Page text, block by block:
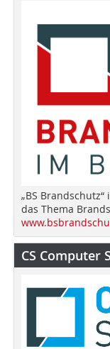
„BS
das Thema
CS Computer